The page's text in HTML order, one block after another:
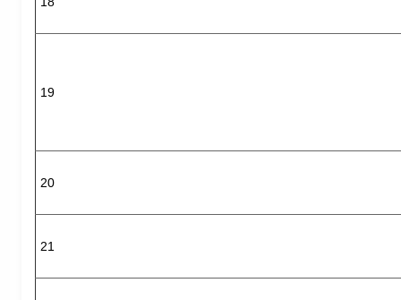
19
20
21